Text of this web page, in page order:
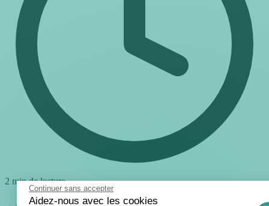
Continuer sans accepter
Aidez-nous avec les cookies
2 min de lecture